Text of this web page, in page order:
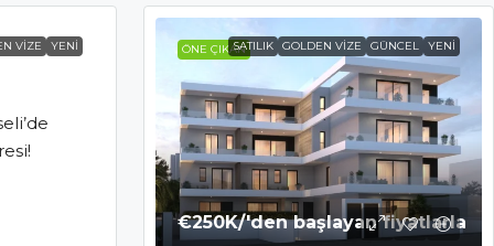
VIZE YENI ÖNE ÇIKANSATILIK GOLDEN VIZE GÜNCEL YENI
€250K/'den başlayan fiyatlarla